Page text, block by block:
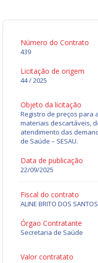
Número do Contrato
439
Licitação de origem
44 / 2025
Objeto da licitação
Registro de preços para
materiais descartáveis,
atendimento das
de Saúde – SESAU.
Data de publicação
22/09/2025
Fiscal do contrato
ALINE BRITO DOS SANTOS
Órgao Contratante
Secretaria de Saúde
Valor contratato